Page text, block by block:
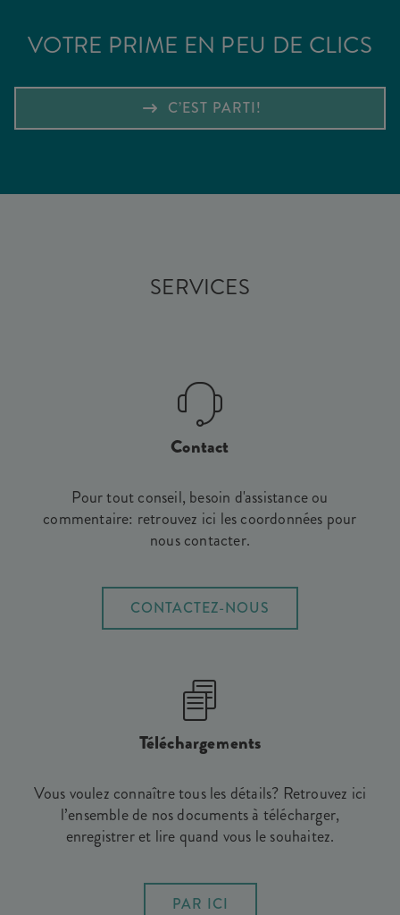
VOTRE PRIME EN PEU DE CLICS
C’EST PARTI!
SERVICES
Contact
Pour tout conseil, besoin d'assistance ou
commentaire: retrouvez ici les coordonnées pour
nous contacter.
CONTACTEZ-NOUS
Téléchargements
Vous voulez connaître tous les détails? Retrouvez ici
l’ensemble de nos documents à télécharger,
enregistrer et lire quand vous le souhaitez.
PAR ICI